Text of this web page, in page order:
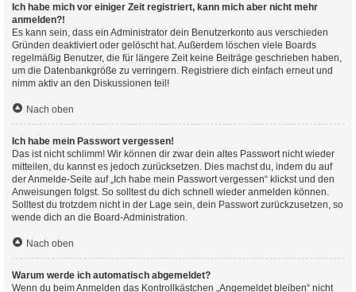
Ich habe mich vor einiger Zeit registriert, kann mich aber nicht mehr
anmelden?!
Es kann sein, dass ein Administrator dein Benutzerkonto aus verschieden
Gründen deaktiviert oder gelöscht hat. Außerdem löschen viele Boards
regelmäßig Benutzer, die für längere Zeit keine Beiträge geschrieben haben,
um die Datenbankgröße zu verringern. Registriere dich einfach erneut und
nimm aktiv an den Diskussionen teil!
Nach oben
Ich habe mein Passwort vergessen!
Das ist nicht schlimm! Wir können dir zwar dein altes Passwort nicht wieder
mitteilen, du kannst es jedoch zurücksetzen. Dies machst du, indem du auf
der Anmelde-Seite auf „Ich habe mein Passwort vergessen“ klickst und den
Anweisungen folgst. So solltest du dich schnell wieder anmelden können.
Solltest du trotzdem nicht in der Lage sein, dein Passwort zurückzusetzen, so
wende dich an die Board-Administration.
Nach oben
Warum werde ich automatisch abgemeldet?
Wenn du beim Anmelden das Kontrollkästchen „Angemeldet bleiben“ nicht